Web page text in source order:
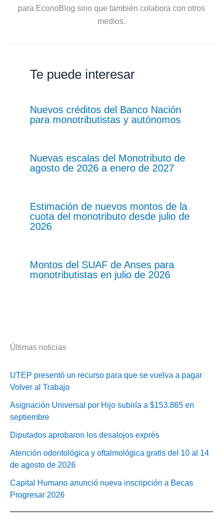
para EconoBlog sino que también colabora con otros
medios.
Te puede interesar
Nuevos créditos del Banco Nación
para monotributistas y autónomos
Nuevas escalas del Monotributo de
agosto de 2026 a enero de 2027
Estimación de nuevos montos de la
cuota del monotributo desde julio de
2026
Montos del SUAF de Anses para
monotributistas en julio de 2026
Últimas noticias
UTEP presentó un recurso para que se vuelva a pagar
Volver al Trabajo
Asignación Universal por Hijo subiría a $153.865 en
septiembre
Diputados aprobaron los desalojos exprés
Atención odontológica y oftalmológica gratis del 10 al 14
de agosto de 2026
Capital Humano anunció nueva inscripción a Becas
Progresar 2026